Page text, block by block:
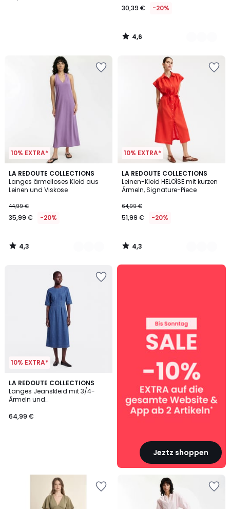
30,39 € -20%
4,6
/
10% EXTRA*
LA REDOUTE COLLECTIONS
Langes ärmelloses Kleid aus
Leinen und Viskose
44,99 €
35,99 € -20%
4,3
/ 5
2
Farben
4,3
/
10% EXTRA*
LA REDOUTE COLLECTIONS
Leinen-Kleid HELOÏSE mit kurzen
Ärmeln, Signature-Piece
64,99 €
51,99 € -20%
4,3
/ 5
2
Farben
4,3
/
10% EXTRA*
LA REDOUTE COLLECTIONS
Langes Jeanskleid mit 3/4-
Ärmeln und
64,99 €
Jeztz shoppen
SALE
Artikeln*